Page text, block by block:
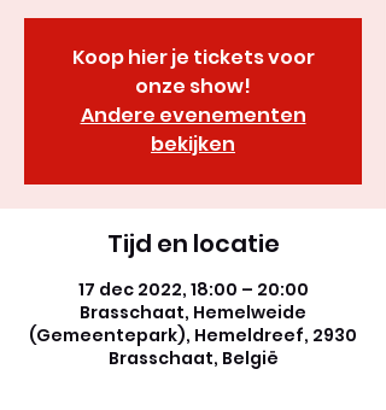
Koop hier je tickets voor
onze show!
Andere evenementen
bekijken
Tijd en locatie
17 dec 2022, 18:00 – 20:00
Brasschaat, Hemelweide
(Gemeentepark), Hemeldreef, 2930
Brasschaat, België